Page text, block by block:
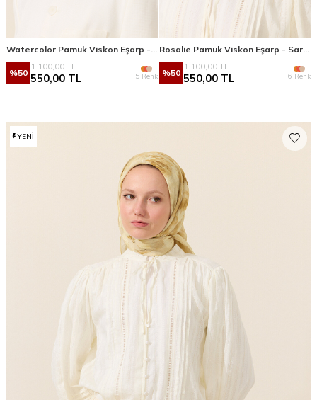
%50
1.100,00TL
550,00 TL 5 Renk %50
1.100,00TL
550,00 TL 6 Renk
YENI